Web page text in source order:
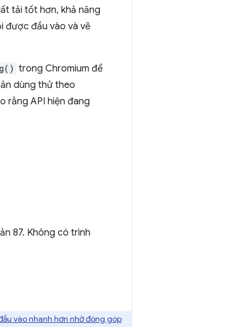
tải tốt hơn, khả năng
được đầu vào và vẽ
trong Chromium để
dùng thử theo
rằng API hiện đang
87. Không có trình
vào nhanh hơn nhờ đóng góp